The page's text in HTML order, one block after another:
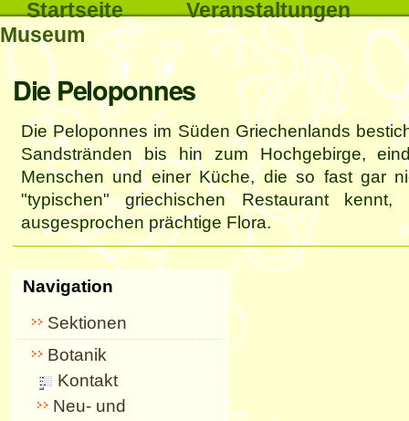
zur
Navigation
Sektionen
Startseite
Veranstaltungen
Museum
Benutzerspezifische
Werkzeuge
Die Peloponnes
Die Peloponnes im Süden Griechenlands
Sandstränden bis hin zum Hochgebirge,
Menschen und einer Küche, die so fast gar
"typischen" griechischen Restaurant
ausgesprochen prächtige Flora.
Navigation
Sektionen
Botanik
Kontakt
Neu- und